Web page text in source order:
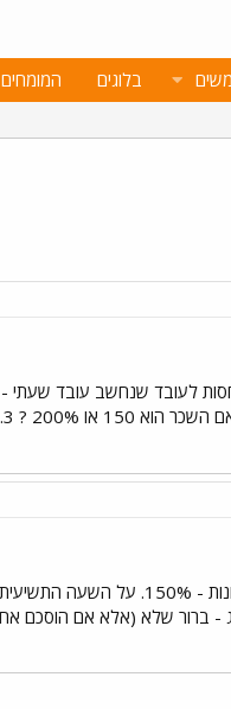
בלוגים המומחים
על כך שעבדתי ביום חג / ערב חג? תודה :*)